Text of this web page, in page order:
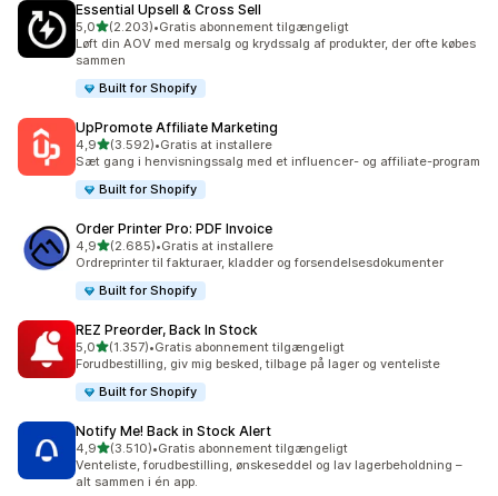
Essential Upsell & Cross Sell
5,0ud af 5 stjerner
(2.203)
2203 anmeldelser i alt
•Gratis abonnement tilgængeligt
Løft din AOV med mersalg og krydssalg af produkter, der ofte købes
sammen
Built for Shopify
UpPromote Affiliate Marketing
4,9ud af 5 stjerner
(3.592)
3592 anmeldelser i alt
•Gratis at installere
Sæt gang i henvisningssalg med et influencer- og affiliate-program
Built for Shopify
Order Printer Pro: PDF Invoice
4,9ud af 5 stjerner
(2.685)
2685 anmeldelser i alt
•Gratis at installere
Ordreprinter til fakturaer, kladder og forsendelsesdokumenter
Built for Shopify
REZ Preorder, Back In Stock
5,0ud af 5 stjerner
(1.357)
1357 anmeldelser i alt
•Gratis abonnement tilgængeligt
Forudbestilling, giv mig besked, tilbage på lager og venteliste
Built for Shopify
Notify Me! Back in Stock Alert
4,9ud af 5 stjerner
(3.510)
3510 anmeldelser i alt
•Gratis abonnement tilgængeligt
Venteliste, forudbestilling, ønskeseddel og lav lagerbeholdning –
alt sammen i én app.